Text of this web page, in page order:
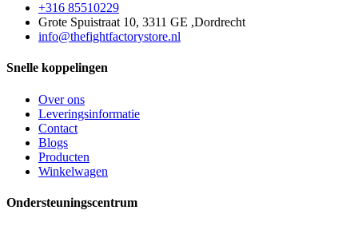
+316 85510229
Grote Spuistraat 10, 3311 GE ,Dordrecht
info@thefightfactorystore.nl
Snelle koppelingen
Over ons
Leveringsinformatie
Contact
Blogs
Producten
Winkelwagen
Ondersteuningscentrum